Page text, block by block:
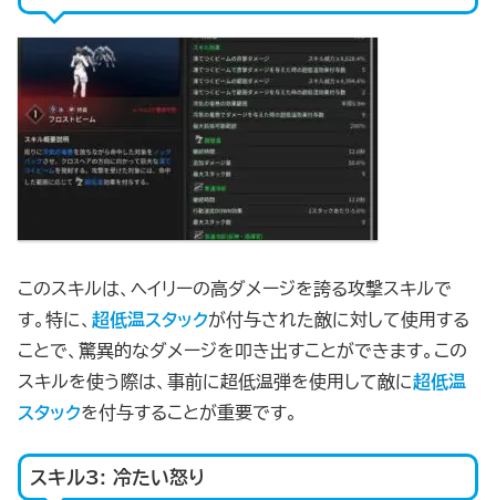
このスキルは、ヘイリーの高ダメージを誇る攻撃スキルで
す。特に、 超低温スタックが付与された敵に対して使用する
ことで、驚異的なダメージを叩き出すことができます。この
スキルを使う際は、事前に超低温弾を使用して敵に超低温
スタックを付与することが重要です。
スキル3: 冷たい怒り